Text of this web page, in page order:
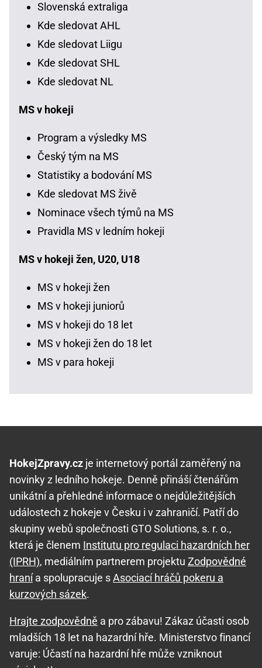
Slovenská extraliga
Kde sledovat AHL
Kde sledovat Liigu
Kde sledovat SHL
Kde sledovat NL
MS v hokeji
Program a výsledky MS
Český tým na MS
Statistiky a bodování MS
Kde sledovat MS živě
Nominace všech týmů na MS
Pravidla MS v ledním hokeji
MS v hokeji žen, U20, U18
MS v hokeji žen
MS v hokeji juniorů
MS v hokeji do 18 let
MS v hokeji žen do 18 let
MS v para hokeji
HokejZpravy.cz je internetový portál zaměřený na
novinky z ledního hokeje. Denně přináší čtenářům
unikátní a přehledné informace o nejdůležitějších
událostech z hokeje v Česku i v zahraničí. Patří do
skupiny webů společnosti GTO Solutions, s. r. o.,
která je členem Institutu pro regulaci hazardních her
(IPRH), mediálním partnerem projektu Zodpovědné
hranía spolupracuje sAsociací hráčů pokeru a
kurzových sázek.
Hrajte zodpovědně a pro zábavu! Zákaz účasti osob
mladších 18 let na hazardní hře. Ministerstvo financí
varuje: Účastí na hazardní hře může vzniknout